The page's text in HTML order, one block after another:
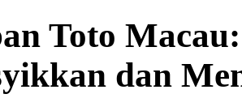
Toto
dan